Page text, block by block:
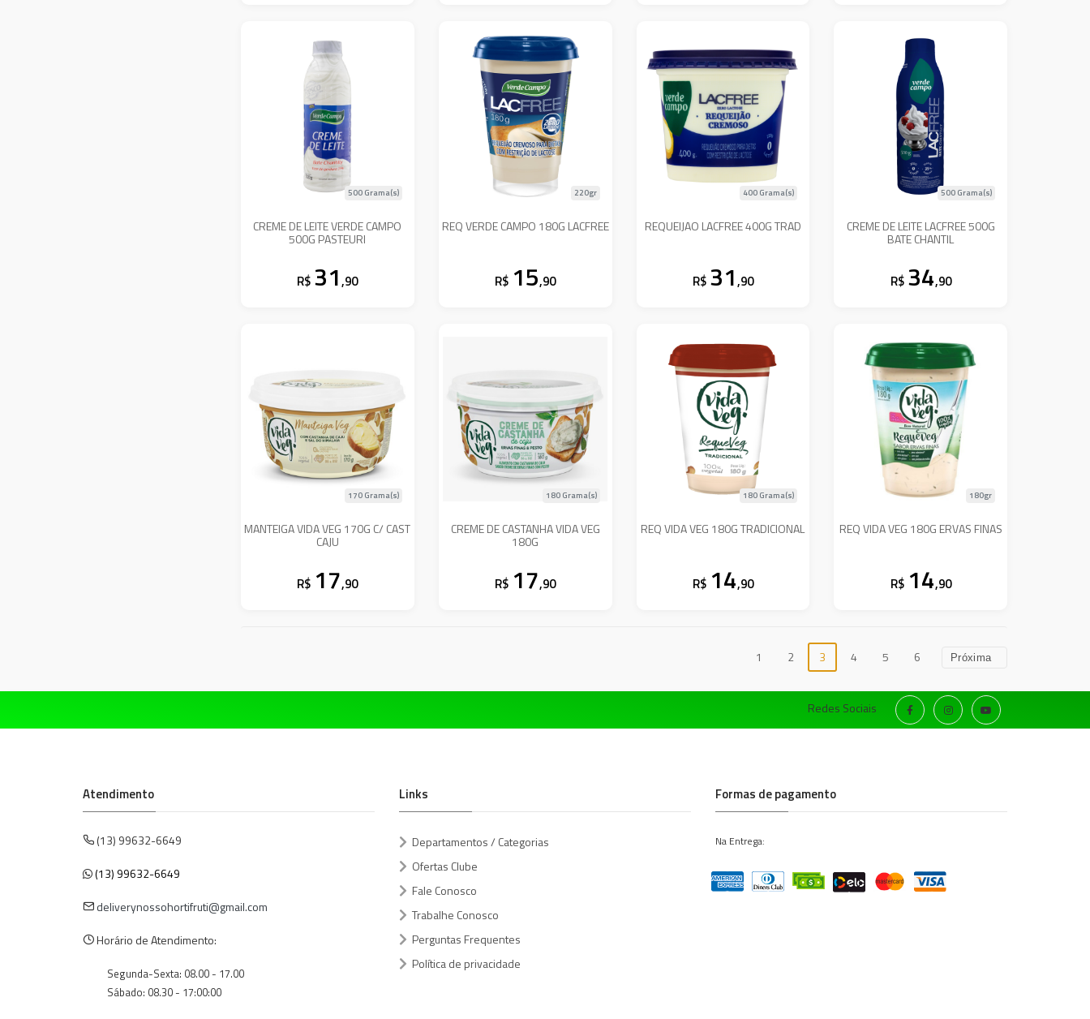
CREME DE LEITE VERDE CAMPO
500G PASTEURI
500 Grama(s)
R$ 31,90
REQ VERDE CAMPO 180G LACFREE
220gr
R$ 15,90
REQUEIJAO LACFREE 400G TRAD
400 Grama(s)
R$ 31,90
CREME DE LEITE LACFREE 500G
BATE CHANTIL
500 Grama(s)
R$ 34,90
MANTEIGA VIDA VEG 170G C/ CAST
CAJU
170 Grama(s)
R$ 17,90
CREME DE CASTANHA VIDA VEG
180G
180 Grama(s)
R$ 17,90
REQ VIDA VEG 180G TRADICIONAL
180 Grama(s)
R$ 14,90
REQ VIDA VEG 180G ERVAS FINAS
180gr
R$ 14,90
1 2 3 4 5 6 Próxima
Redes Sociais
Atendimento
(13) 99632-6649
(13) 99632-6649
deliverynossohortifruti@gmail.com
Horário de Atendimento:
Segunda-Sexta: 08.00 - 17.00
Sábado: 08.30 - 17:00:00
Links
Departamentos / Categorias
Ofertas Clube
Fale Conosco
Trabalhe Conosco
Perguntas Frequentes
Política de privacidade
Formas de pagamento
Na Entrega: